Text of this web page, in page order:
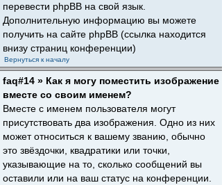
перевести phpBB на свой язык.
Дополнительную информацию вы можете
получить на сайте phpBB (ссылка находится
внизу страниц конференции)
Вернуться к началу
faq#14 » Как я могу поместить изображение
вместе со своим именем?
Вместе с именем пользователя могут
присутствовать два изображения. Одно из них
может относиться к вашему званию, обычно
это звёздочки, квадратики или точки,
указывающие на то, сколько сообщений вы
оставили или на ваш статус на конференции.